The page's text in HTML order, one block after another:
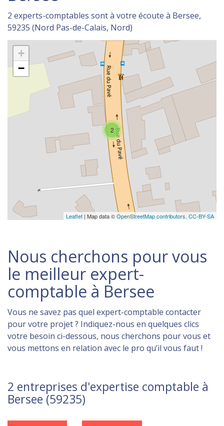
2 experts-comptables sont à votre écoute à Bersee,
59235 (Nord Pas-de-Calais, Nord)
2
+
−
Leaflet | Map data ©OpenStreetMap contributors, CC-BY-SA
Nous cherchons pour vous
le meilleur expert-
comptable à Bersee
Vous ne savez pas quel expert-comptable contacter
pour votre projet ? Indiquez-nous en quelques clics
votre besoin ci-dessous, nous cherchons pour vous et
vous mettons en relation avec le pro qu’il vous faut !
2 entreprises d'expertise comptable à
Bersee (59235)